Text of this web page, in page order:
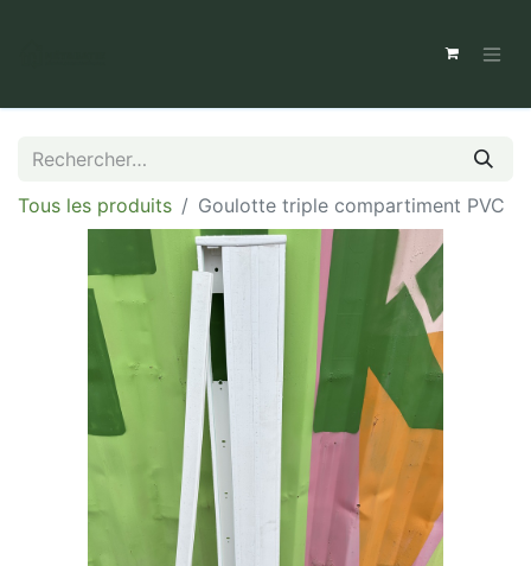
Tous les produits Goulotte triple compartiment PVC